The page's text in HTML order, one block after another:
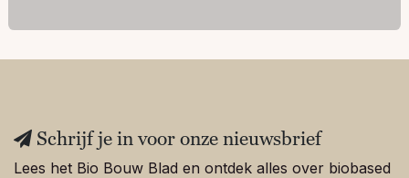
Schrijf je in voor onze nieuwsbrief
Lees het Bio Bouw Blad en ontdek alles over biobased